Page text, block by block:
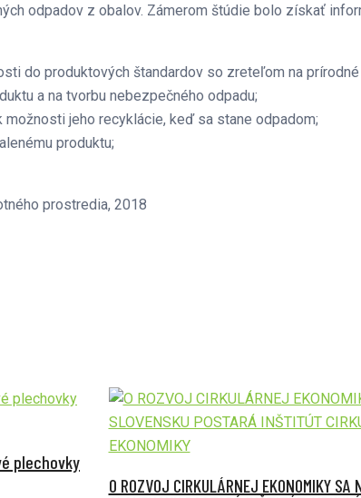
odpadov z obalov. Zámerom štúdie bolo získať
do produktových štandardov so zreteľom na
a na tvorbu nebezpečného odpadu;
jeho recyklácie, keď sa stane odpadom;
produktu;
prostredia, 2018
plechovky
O ROZVOJ CIRKULÁRNEJ EKONOMIKY SA